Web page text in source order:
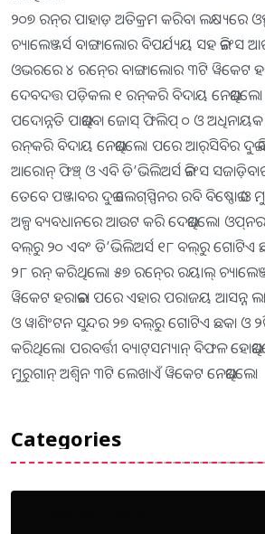
୨୦୭ ରନ୍‍ର ପାହାଡ଼ ଅତିକ୍ରମ କରିବା ଲକ୍ଷ୍ୟରେ
ଚ୍ୟାଲେଞ୍ଜର୍ସ ବାଙ୍ଗାଲୋର ବିପର୍ଯ୍ୟୟ ସହ ଇନିଂସ
ଓଭରରେ ୪ ରନ୍‍ରେ ବାଙ୍ଗାଲୋର ୩ଟି ୱିକେଟ
ଦେବଦତ୍ତ ପଡ଼ିକଲ ୧ ରନ୍‍କରି ବିଦାୟ ନେଇଥିଲେ।
ପଦୋନ୍ନତି ପାଇଥିବା ଜୋସ୍‍ ଫିଲିପ୍‍ ୦ ଓ
ରନ୍‍କରି ବିଦାୟ ନେଇଥିଲେ। ପରେ ଆର୍‍ସିବିର ଦୁଇ
ଆରୋନ୍‍ ଫିଞ୍ଚ୍‍ ଓ ଏବି ଡି’ଭିଲିଅର୍ସ ଇନିଂସ
ତେବେ ପଞ୍ଜାବର ଦୁଇ ଲେଗ୍‍ସ୍ପିନର ରବି ବିଷ୍ଣୋଇ ଓ
ଅଳ୍ପ ବ୍ୟବଧାନରେ ଆଉଟ କରି ଦେଇଥିଲେ।
ବଲ୍‍ରୁ ୨୦ ଏବଂ ଡି’ଭିଲିଅର୍ସ ୧୮ ବଲ୍‍ରୁ ଗୋଟିଏ
୨୮ ରନ୍‍ କରିଥିଲେ। ୫୭ ରନ୍‍ରେ ରୟାଲ୍‍
ୱିକେଟ ହରାଇବା ପରେ ଏହାର ପରାଜୟ ଆସନ୍ନ
ଓ ୱାଶିଂଟନ ସୁନ୍ଦର ୨୭ ବଲ୍‍ରୁ ଗୋଟିଏ ଛକା ଓ
କରିଥିଲେ। ପରବର୍ତ୍ତୀ ବ୍ୟାଟ୍‍ସମ୍ୟାନ୍‍ ବିଫଳ
ମୁରୁଗାନ୍‍ ଅଶ୍ୱିନ ୩ଟି ଲେଖାଏଁ ୱିକେଟ ନେଇଥିଲେ।
Categories